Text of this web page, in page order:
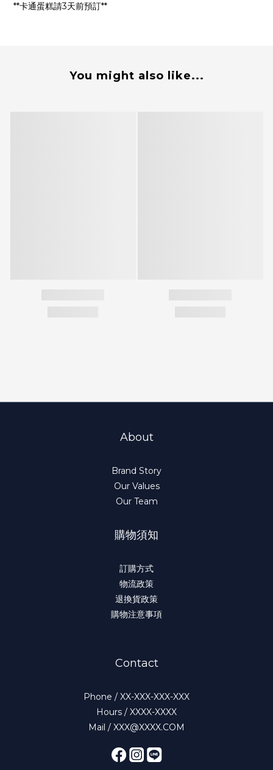
**卡通蛋糕請3天前預訂**
You might also like...
About
Brand Story
Our Values
Our Team
購物須知
訂購方式
物流政策
退換貨政策
購物注意事項
Contact
Phone / XX-XXX-XXX-XXX
Hours / XXXX-XXXX
Mail / XXX@XXXX.COM